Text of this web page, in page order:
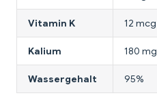
Vitamin K 12 mcg
Kalium 180 mg
Wassergehalt 95%